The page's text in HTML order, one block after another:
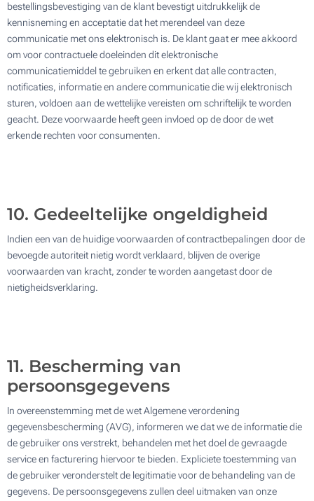
bestellingsbevestiging van de klant bevestigt uitdrukkelijk de
kennisneming en acceptatie dat het merendeel van deze
communicatie met ons elektronisch is. De klant gaat er mee akkoord
om voor contractuele doeleinden dit elektronische
communicatiemiddel te gebruiken en erkent dat alle contracten,
notificaties, informatie en andere communicatie die wij elektronisch
sturen, voldoen aan de wettelijke vereisten om schriftelijk te worden
geacht. Deze voorwaarde heeft geen invloed op de door de wet
erkende rechten voor consumenten.
10. Gedeeltelijke ongeldigheid
Indien een van de huidige voorwaarden of contractbepalingen door de
bevoegde autoriteit nietig wordt verklaard, blijven de overige
voorwaarden van kracht, zonder te worden aangetast door de
nietigheidsverklaring.
11. Bescherming van
persoonsgegevens
In overeenstemming met de wet Algemene verordening
gegevensbescherming (AVG), informeren we dat we de informatie die
de gebruiker ons verstrekt, behandelen met het doel de gevraagde
service en facturering hiervoor te bieden. Expliciete toestemming van
de gebruiker veronderstelt de legitimatie voor de behandeling van de
gegevens. De persoonsgegevens zullen deel uitmaken van onze